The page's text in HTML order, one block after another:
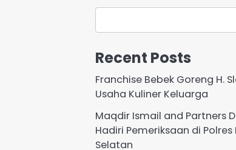
Recent Posts
Franchise Bebek Goreng H.
Usaha Kuliner Keluarga
Maqdir Ismail and Partners
Hadiri Pemeriksaan di
Selatan